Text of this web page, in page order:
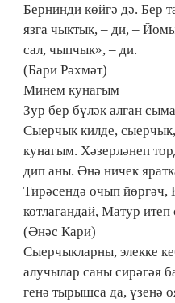
Бернинди көйгә дә. Бер
язга чыктык, – ди, –
сал, чыпчык», – ди.
(Бари Рәхмәт)
Минем кунагым
Зур бер бүләк алган
Сыерчык килде,
кунагым. Хәзерләнеп
дип аны. Әнә ничек
Тирәсендә очып йөргәч,
котлагандай, Матур итеп
(Әнәс Кари)
Сыерчыкларны, элекке
алучылар саны сирәгәя
генә тырышса да, үзенә